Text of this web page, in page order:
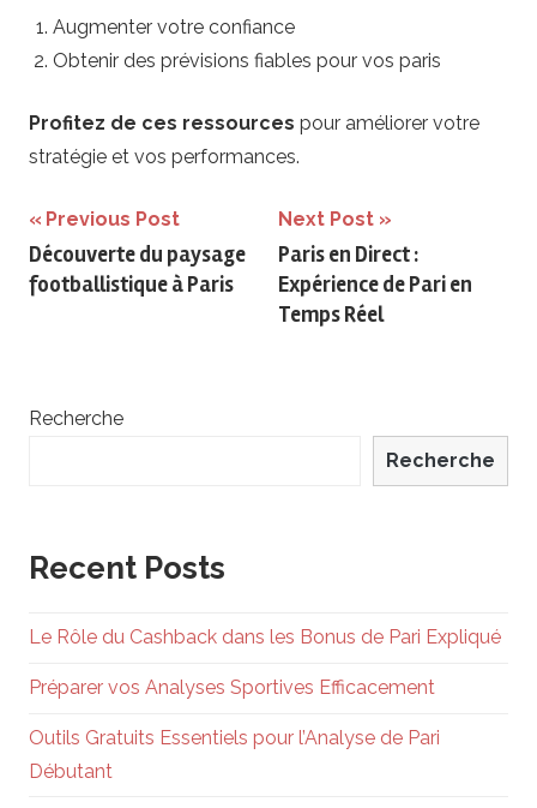
Augmenter votre confiance
Obtenir des prévisions fiables pour vos paris
Profitez de ces ressources pour améliorer votre
stratégie et vos performances.
Navigation
de
Previous Post
Découverte du paysage
footballistique à Paris
Next Post
Paris en Direct :
Expérience de Pari en
Temps Réel
Recherche
Recherche
Recent Posts
Le Rôle du Cashback dans les Bonus de Pari Expliqué
Préparer vos Analyses Sportives Efficacement
Outils Gratuits Essentiels pour l’Analyse de Pari
Débutant